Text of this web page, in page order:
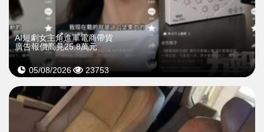
AI短劇女主角進軍電商帶貨
廣告報價高見25.8萬元
05/08/2026 23753